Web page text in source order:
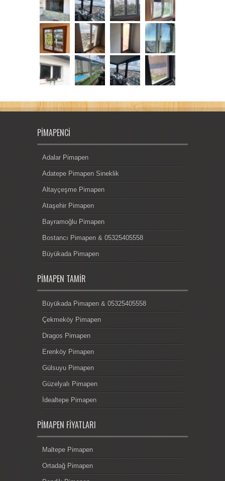
PIMAPENCI
Adalar Pimapen
Adatepe Pimapen Sineklik
Altayçeşme Pimapen
Ataşehir Pimapen
Bayramoğlu Pimapen
Bostancı Pimapen & 05325405558
Büyükada Pimapen
PIMAPEN TAMIR
Büyükada Pimapen & 05325405558
Çekmeköy Pimapen
Dragos Pimapen
Erenköy Pimapen
Gülsuyu Pimapen
Güzelyalı Pimapen
İdealtepe Pimapen
PIMAPEN FIYATLARI
Maltepe Pimapen
Ortadağ Pimapen